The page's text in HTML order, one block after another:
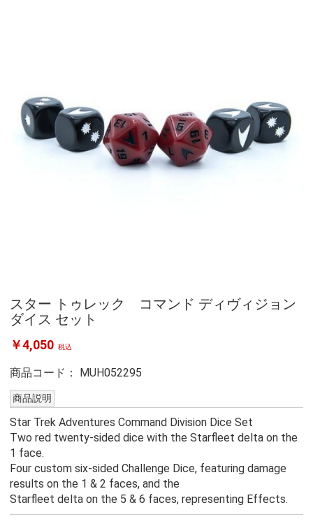
スター トゥレック コマンド ディヴィジョン
ダイス セット
￥4,050 税込
商品コード： MUH052295
商品説明
Star Trek Adventures Command Division Dice Set
Two red twenty-sided dice with the Starfleet delta on the
1 face.
Four custom six-sided Challenge Dice, featuring damage
results on the 1 & 2 faces, and the
Starfleet delta on the 5 & 6 faces, representing Effects.